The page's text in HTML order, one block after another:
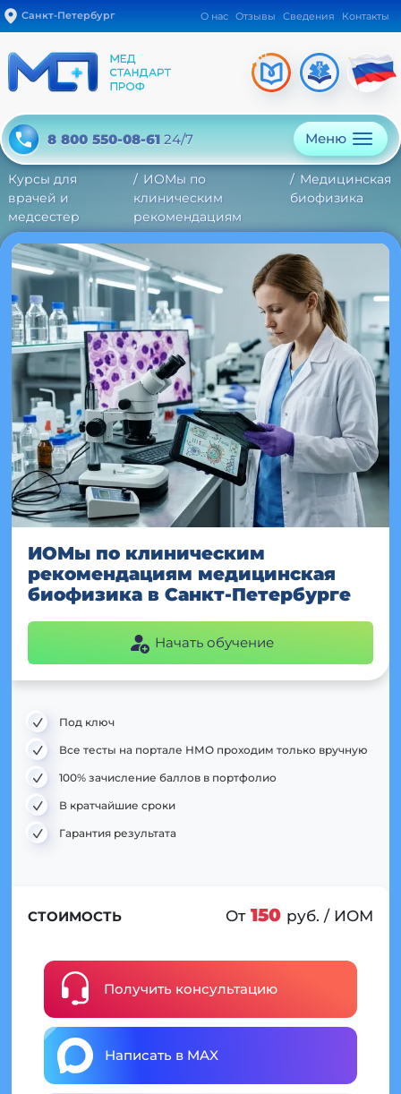
Санкт-Петербург О нас Отзывы Сведения Контакты
8 800 550-08-61 24/7 Меню
Курсы для
врачей и
медсестер
ИОМы по
клиническим
рекомендациям
Медицинская
биофизика
ИОМы по клиническим
рекомендациям медицинская
биофизика в Санкт-Петербурге
Начать обучение
Под ключ
Все тесты на портале НМО проходим только вручную
100% зачисление баллов в портфолио
В кратчайшие сроки
Гарантия результата
СТОИМОСТЬ От 150 руб. / ИОМ
Получить консультацию
Написать в MAX